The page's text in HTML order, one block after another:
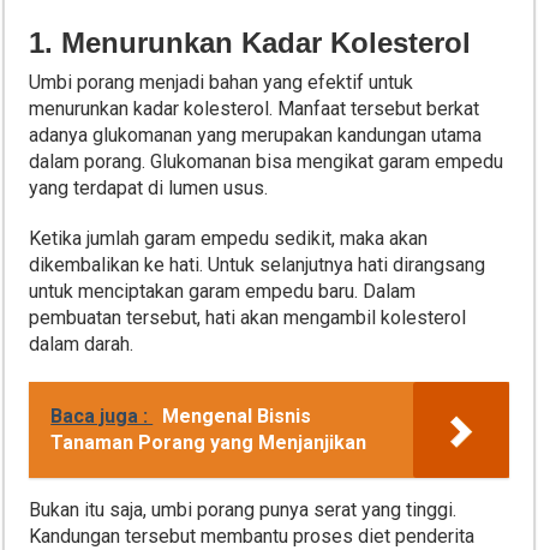
1. Menurunkan Kadar Kolesterol
Umbi porang menjadi bahan yang efektif untuk
menurunkan kadar kolesterol. Manfaat tersebut berkat
adanya glukomanan yang merupakan kandungan utama
dalam porang. Glukomanan bisa mengikat garam empedu
yang terdapat di lumen usus.
Ketika jumlah garam empedu sedikit, maka akan
dikembalikan ke hati. Untuk selanjutnya hati dirangsang
untuk menciptakan garam empedu baru. Dalam
pembuatan tersebut, hati akan mengambil kolesterol
dalam darah.
Baca juga :
Mengenal Bisnis
Tanaman Porang yang Menjanjikan
Bukan itu saja, umbi porang punya serat yang tinggi.
Kandungan tersebut membantu proses diet penderita